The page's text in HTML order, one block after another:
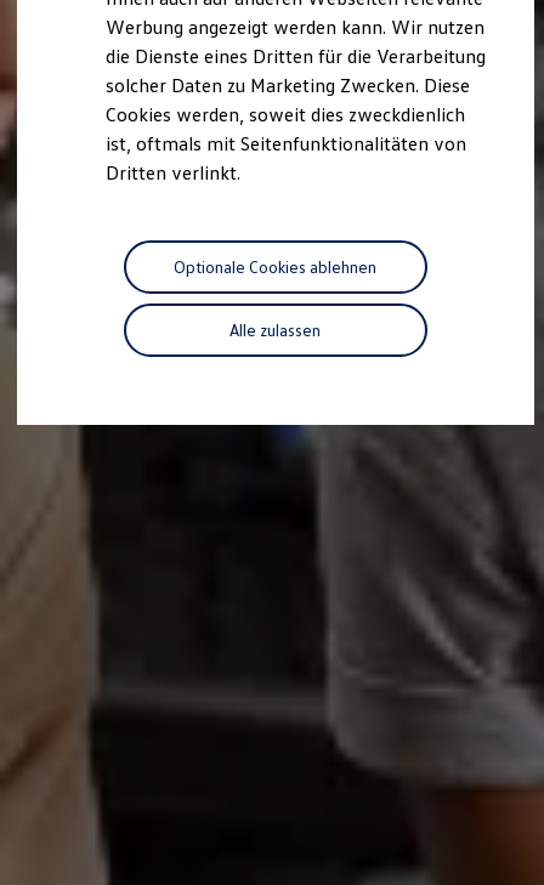
GTI Kollektion
Fußball Drop
we drive football
#wedriveproud
Besitzer und Service
Software Updates
Service und Ersatzteile
Motorenöl und Flüssigkeiten
Räder und Reifen
Pannen- und Unfallhilfe
Economy Service
Volkswagen Teile
Zubehör
Entertainment und Elektronik
Updates für Software, Karten und Radio
Volkswagen Kundenbetreuung
Assistenzsysteme
Digitale Betriebsanleitung
Werbung angezeigt werden kann. Wir nutzen
die Dienste eines Dritten für die Verarbeitung
solcher Daten zu Marketing Zwecken. Diese
Cookies werden, soweit dies zweckdienlich
ist, oftmals mit Seitenfunktionalitäten von
Dritten verlinkt.
Alle zulassen
Optionale Cookies ablehnen